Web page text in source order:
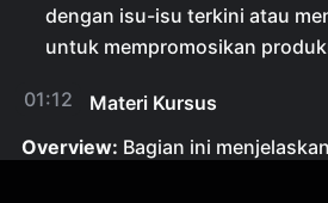
dengan isu-isu terkini atau
untuk mempromosikan
01:12
Materi Kursus
Overview: Bagian ini